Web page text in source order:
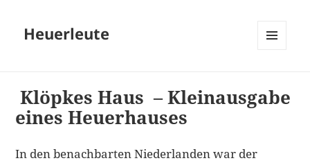
Heuerleute
Klöpkes Haus – Kleinausgabe
eines Heuerhauses
In den benachbarten Niederlanden war der